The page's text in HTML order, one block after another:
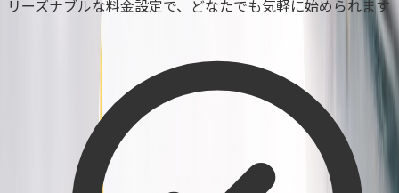
リーズナブルな料金設定で、どなたでも気軽に始められます